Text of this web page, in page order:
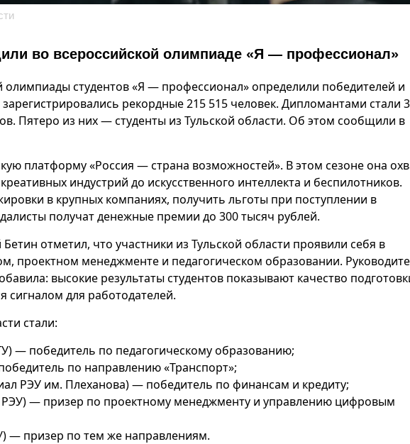
во всероссийской олимпиаде «Я — профессионал»
олимпиады студентов «Я — профессионал» определили победителей и
рекордные 215 515 человек. Дипломантами стали
Пятеро из них — студенты из Тульской области. Об этом сообщили в
платформу «Россия — страна возможностей». В этом сезоне она
индустрий до искусственного интеллекта и беспилотников.
в крупных компаниях, получить льготы при поступлении в
получат денежные премии до 300 тысяч рублей.
отметил, что участники из Тульской области проявили себя в
проектном менеджменте и педагогическом образовании.
высокие результаты студентов показывают качество
сигналом для работодателей.
стали:
— победитель по педагогическому образованию;
по направлению «Транспорт»;
РЭУ им. Плеханова) — победитель по финансам и кредиту;
— призер по проектному менеджменту и управлению цифровым
— призер по тем же направлениям.